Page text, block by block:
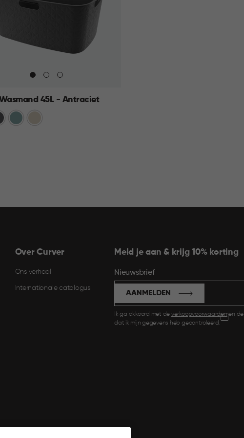
45L - Antraciet
BlauwBeige
Over Curver
Ons verhaal
Internationale catalogus
Meld je aan & krijg 10% korting
Nieuwsbrief
Ik ga akkoord met de verkoopvoorwaardenen de
dat ik mijn gegevens heb gecontroleerd.
AANMELDEN